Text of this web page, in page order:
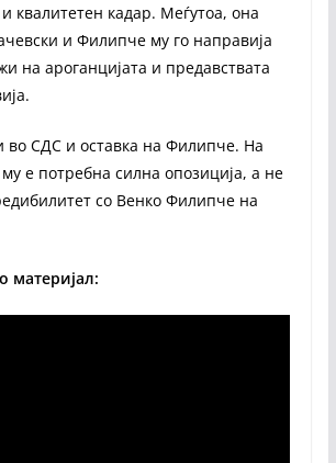
квалитетен кадар. Меѓутоа, она
и Филипче му го направија
на ароганцијата и предавствата
СДС и оставка на Филипче. На
е потребна силна опозиција, а не
со Венко Филипче на
материјал: